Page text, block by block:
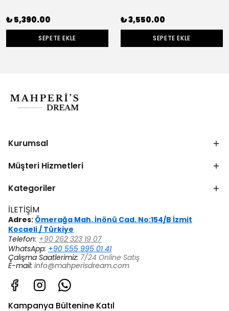
₺ 5,390.00
SEPETE EKLE
₺ 3,550.00
SEPETE EKLE
Kurumsal
Müşteri Hizmetleri
Kategoriler
İLETİŞİM
Adres: Ömerağa Mah. İnönü Cad. No:154/B İzmit
Kocaeli / Türkiye
Telefon: +90 262 323 19 07
WhatsApp: +90 555 995 01 41
Çalışma Saatlerimiz: 7/24 Online Satış
E-mail: info@mahperisdream.com
Kampanya Bültenine Katıl